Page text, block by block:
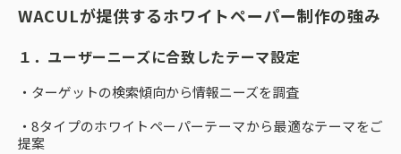
WACULが提供するホワイトペーパー制作の強み
１．ユーザーニーズに合致したテーマ設定
・ターゲットの検索傾向から情報ニーズを調査
・8タイプのホワイトペーパーテーマから最適なテーマをご
提案